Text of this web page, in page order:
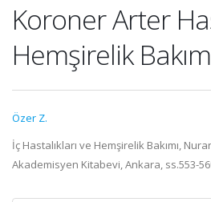
Koroner Arter
Hemşirelik
Özer Z.
İç Hastalıkları ve Hemşirelik Bakımı,
Akademisyen Kitabevi, Ankara, ss.553-